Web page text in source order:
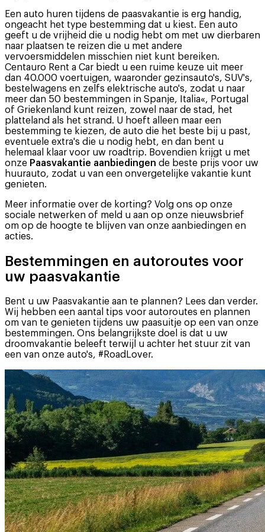
Een auto huren tijdens de paasvakantie is erg handig,
ongeacht het type bestemming dat u kiest. Een auto
geeft u de vrijheid die u nodig hebt om met uw dierbaren
naar plaatsen te reizen die u met andere
vervoersmiddelen misschien niet kunt bereiken.
Centauro Rent a Car biedt u een ruime keuze uit meer
dan 40.000 voertuigen, waaronder gezinsauto's, SUV's,
bestelwagens en zelfs elektrische auto's, zodat u naar
meer dan 50 bestemmingen in Spanje, Italia«, Portugal
of Griekenland kunt reizen, zowel naar de stad, het
platteland als het strand. U hoeft alleen maar een
bestemming te kiezen, de auto die het beste bij u past,
eventuele extra's die u nodig hebt, en dan bent u
helemaal klaar voor uw roadtrip. Bovendien krijgt u met
onze Paasvakantie aanbiedingen de beste prijs voor uw
huurauto, zodat u van een onvergetelijke vakantie kunt
genieten.
Meer informatie over de korting? Volg ons op onze
sociale netwerken of meld u aan op onze nieuwsbrief
om op de hoogte te blijven van onze aanbiedingen en
acties.
Bestemmingen en autoroutes voor
uw paasvakantie
Bent u uw Paasvakantie aan te plannen? Lees dan verder.
Wij hebben een aantal tips voor autoroutes en plannen
om van te genieten tijdens uw paasuitje op een van onze
bestemmingen. Ons belangrijkste doel is dat u uw
droomvakantie beleeft terwijl u achter het stuur zit van
een van onze auto's, #RoadLover.